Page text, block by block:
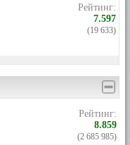
Рейтинг:
7.597
(19 633)
Рейтинг:
8.859
(2 685 985)